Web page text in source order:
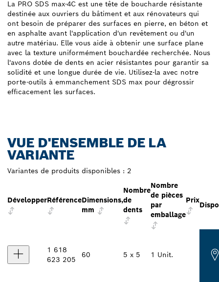
La PRO SDS max-4C est une tête de boucharde résistante
destinée aux ouvriers du bâtiment et aux rénovateurs qui
ont besoin de préparer des surfaces en pierre, en béton et
en asphalte avant l'application d'un revêtement ou d'un
autre matériau. Elle vous aide à obtenir une surface plane
avec la texture uniformément bouchardée recherchée. Nous
l'avons dotée de dents en acier résistantes pour garantir sa
solidité et une longue durée de vie. Utilisez-la avec notre
porte-outils à emmanchement SDS max pour dégrossir
efficacement les surfaces.
VUE D'ENSEMBLE DE LA
VARIANTE
Variantes de produits disponibles : 2
DévelopperRéférenceDimensions,
mm
Nombre
de
dents
Nombre
de pièces
par
emballage
Prix
1 618
623 205
60 5 x 5 1 Unit.